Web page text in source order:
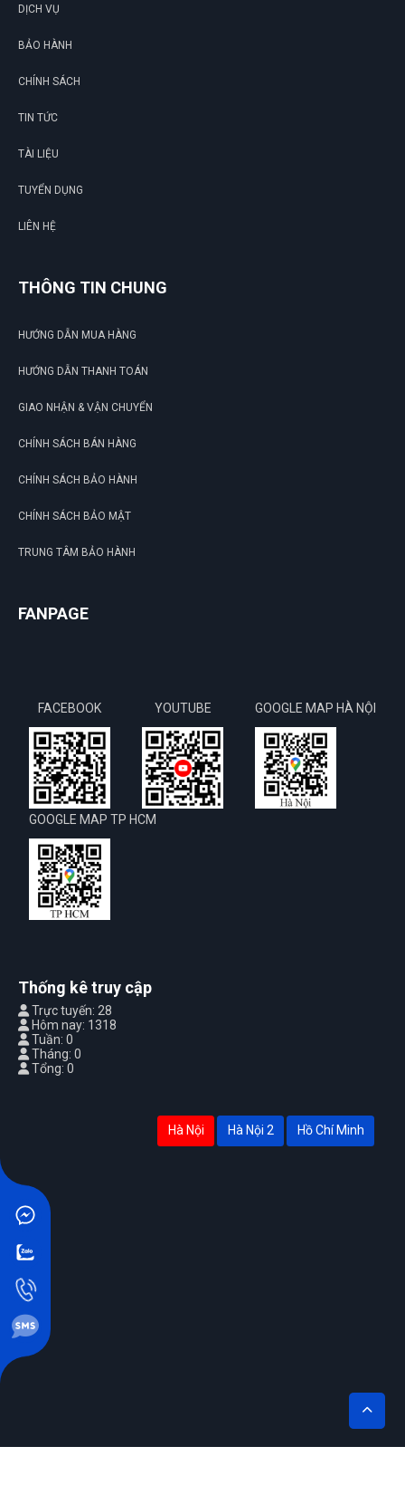
DỊCH VỤ
BẢO HÀNH
CHÍNH SÁCH
TIN TỨC
TÀI LIỆU
TUYỂN DỤNG
LIÊN HỆ
THÔNG TIN CHUNG
HƯỚNG DẪN MUA HÀNG
HƯỚNG DẪN THANH TOÁN
GIAO NHẬN & VẬN CHUYỂN
CHÍNH SÁCH BÁN HÀNG
CHÍNH SÁCH BẢO HÀNH
CHÍNH SÁCH BẢO MẬT
TRUNG TÂM BẢO HÀNH
FANPAGE
FACEBOOK YOUTUBE GOOGLE MAP HÀ NỘI
GOOGLE MAP TP HCM
Thống kê truy cập
Trực tuyến: 28
Hôm nay: 1318
Tuần: 0
Tháng: 0
Tổng: 0
Hà Nội Hà Nội 2 Hồ Chí Minh